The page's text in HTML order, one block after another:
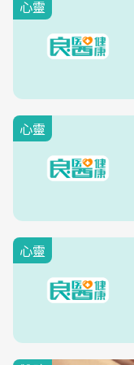
心靈
心靈
心靈